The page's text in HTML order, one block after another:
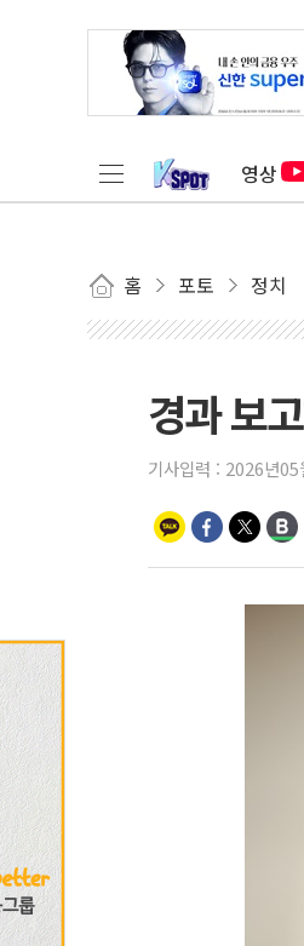
영상
홈 포토 정치
경과 보
기사입력 : 2026년